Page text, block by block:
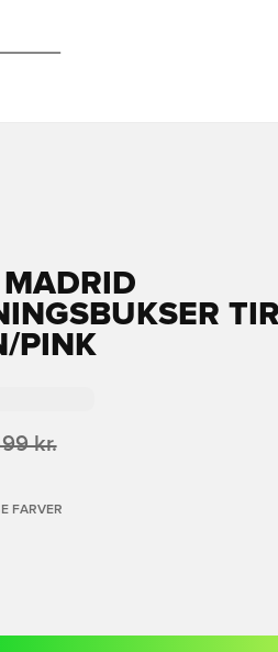
MADRID
PINK
kr.
FARVER